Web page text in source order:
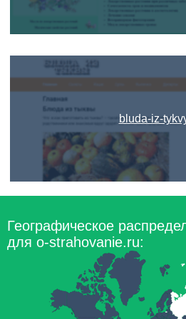
bluda-iz-
Географическое
для o-strahovanie.ru: